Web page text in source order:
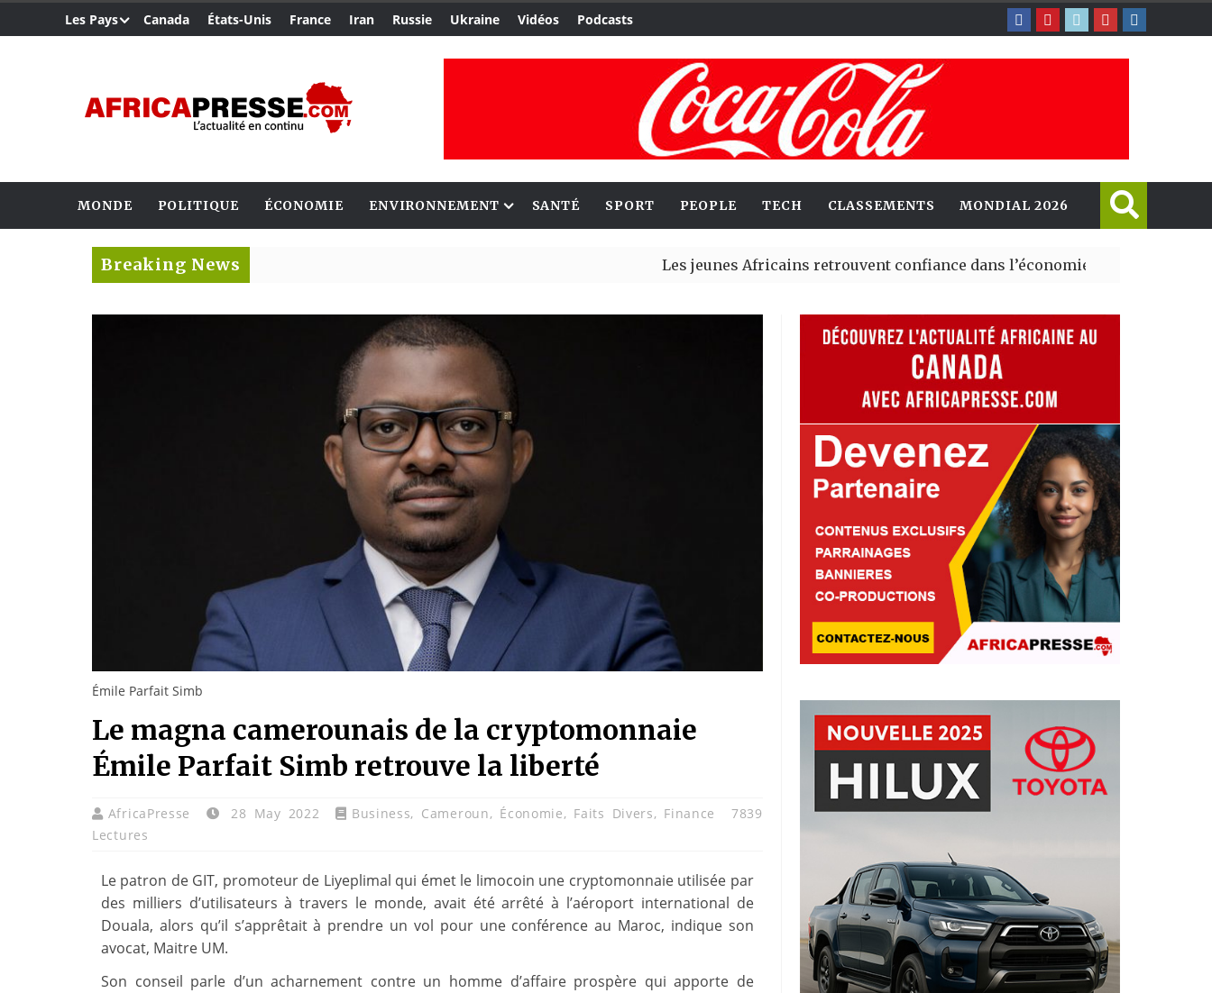
Les Pays Canada États-Unis France Iran Russie Ukraine Vidéos Podcasts
MONDE POLITIQUE ÉCONOMIE ENVIRONNEMENT SANTÉ SPORT PEOPLE TECH CLASSEMENTS MONDIAL 2026
Breaking News Les jeunes Africains retrouvent confiance dans l’économie, mais trois grands
Émile Parfait Simb
Le magna camerounais de la cryptomonnaie
Émile Parfait Simb retrouve la liberté
AfricaPresse 28 May 2022 Business, Cameroun, Économie, Faits Divers, Finance
7839
Lectures
Le patron de GIT, promoteur de Liyeplimal qui émet le limocoin une cryptomonnaie utilisée par
des milliers d’utilisateurs à travers le monde, avait été arrêté à l’aéroport international de
Douala, alors qu’il s’apprêtait à prendre un vol pour une conférence au Maroc, indique son
avocat, Maitre UM.
Son conseil parle d’un acharnement contre un homme d’affaire prospère qui apporte de